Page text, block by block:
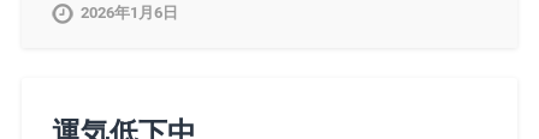
2026年1月6日